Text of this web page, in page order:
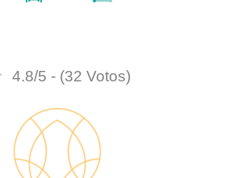
4.8/5 - (32 Votos)